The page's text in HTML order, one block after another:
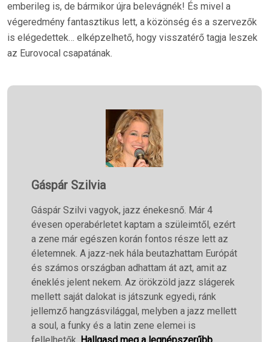
emberileg is, de bármikor újra belevágnék! És mivel a
végeredmény fantasztikus lett, a közönség és a szervezők
is elégedettek… elképzelhető, hogy visszatérő tagja leszek
az Eurovocal csapatának.
Gáspár Szilvia
Gáspár Szilvi vagyok, jazz énekesnő. Már 4
évesen operabérletet kaptam a szüleimtől, ezért
a zene már egészen korán fontos része lett az
életemnek. A jazz-nek hála beutazhattam Európát
és számos országban adhattam át azt, amit az
éneklés jelent nekem. Az örökzöld jazz slágerek
mellett saját dalokat is játszunk egyedi, ránk
jellemző hangzásvilággal, melyben a jazz mellett
a soul, a funky és a latin zene elemei is